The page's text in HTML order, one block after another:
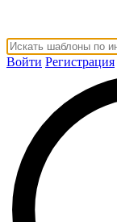
Войти Регистрация